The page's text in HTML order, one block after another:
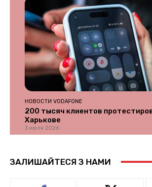
НОВОСТИ VODAFONE
200 тысяч клиентов
Харькове
3 июля 2026
ЗАЛИШАЙТЕСЯ З НАМИ